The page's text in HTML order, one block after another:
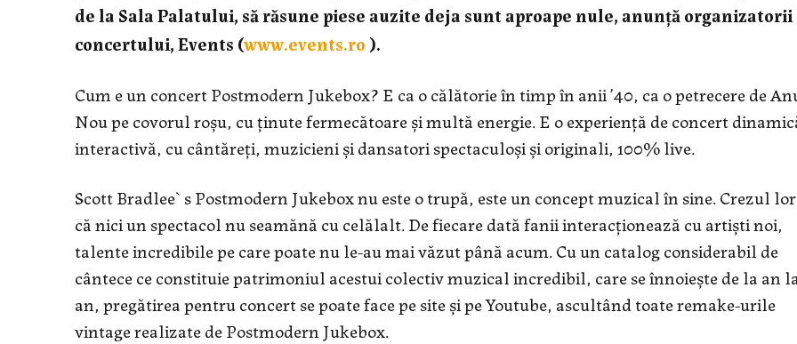
de la Sala Palatului, să răsune piese auzite deja sunt aproape nule, anunță organizatorii
concertului, Events (www.events.ro ).
Cum e un concert Postmodern Jukebox? E ca o călătorie în timp în anii ’40, ca o petrecere de
Nou pe covorul roșu, cu ținute fermecătoare și multă energie. E o experiență de concert
interactivă, cu cântăreți, muzicieni și dansatori spectaculoși și originali, 100% live.
Scott Bradlee` s Postmodern Jukebox nu este o trupă, este un concept muzical în sine. Crezul
că nici un spectacol nu seamănă cu celălalt. De fiecare dată fanii interacționează cu artiști noi,
talente incredibile pe care poate nu le-au mai văzut până acum. Cu un catalog considerabil de
cântece ce constituie patrimoniul acestui colectiv muzical incredibil, care se înnoiește de la an
an, pregătirea pentru concert se poate face pe site și pe Youtube, ascultând toate remake-urile
vintage realizate de Postmodern Jukebox.